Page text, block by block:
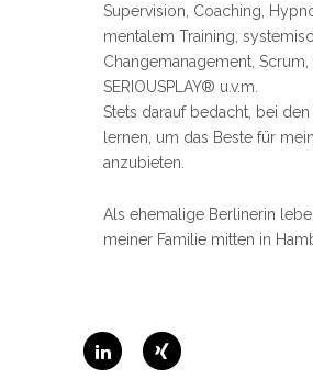
Supervision, Coaching,
mentalem Training,
Changemanagement,
SERIOUSPLAY® u.v.m.
Stets darauf bedacht, bei
lernen, um das Beste für
anzubieten.
Als ehemalige Berlinerin
meiner Familie mitten in